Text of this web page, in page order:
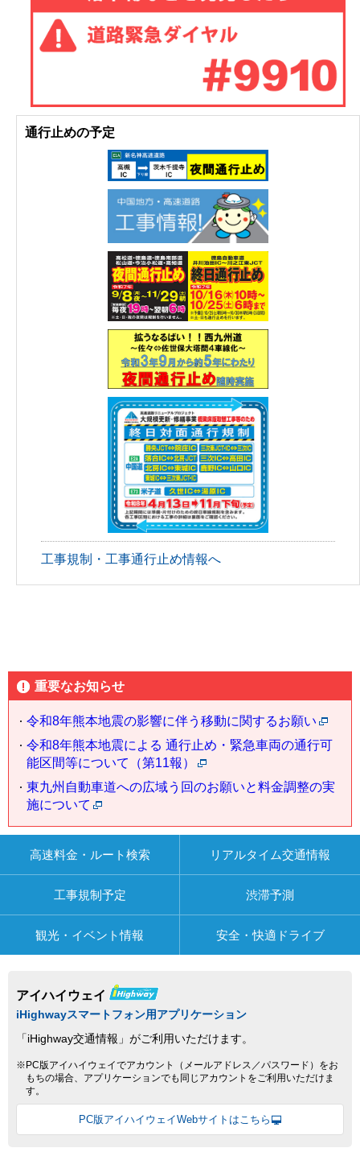
通行止めの予定
工事規制・工事通行止め情報へ
重要なお知らせ
令和8年熊本地震の影響に伴う移動に関するお願い
令和8年熊本地震による 通行止め・緊急車両の通行可
能区間等について（第11報）
東九州自動車道への広域う回のお願いと料金調整の実
施について
高速料金・ルート検索 リアルタイム交通情報
工事規制予定 渋滞予測
観光・イベント情報 安全・快適ドライブ
アイハイウェイ
iHighwayスマートフォン用アプリケーション
「iHighway交通情報」がご利用いただけます。
※PC版アイハイウェイでアカウント（メールアドレス／パスワード）をお
もちの場合、アプリケーションでも同じアカウントをご利用いただけま
す。
PC版アイハイウェイWebサイトはこちら